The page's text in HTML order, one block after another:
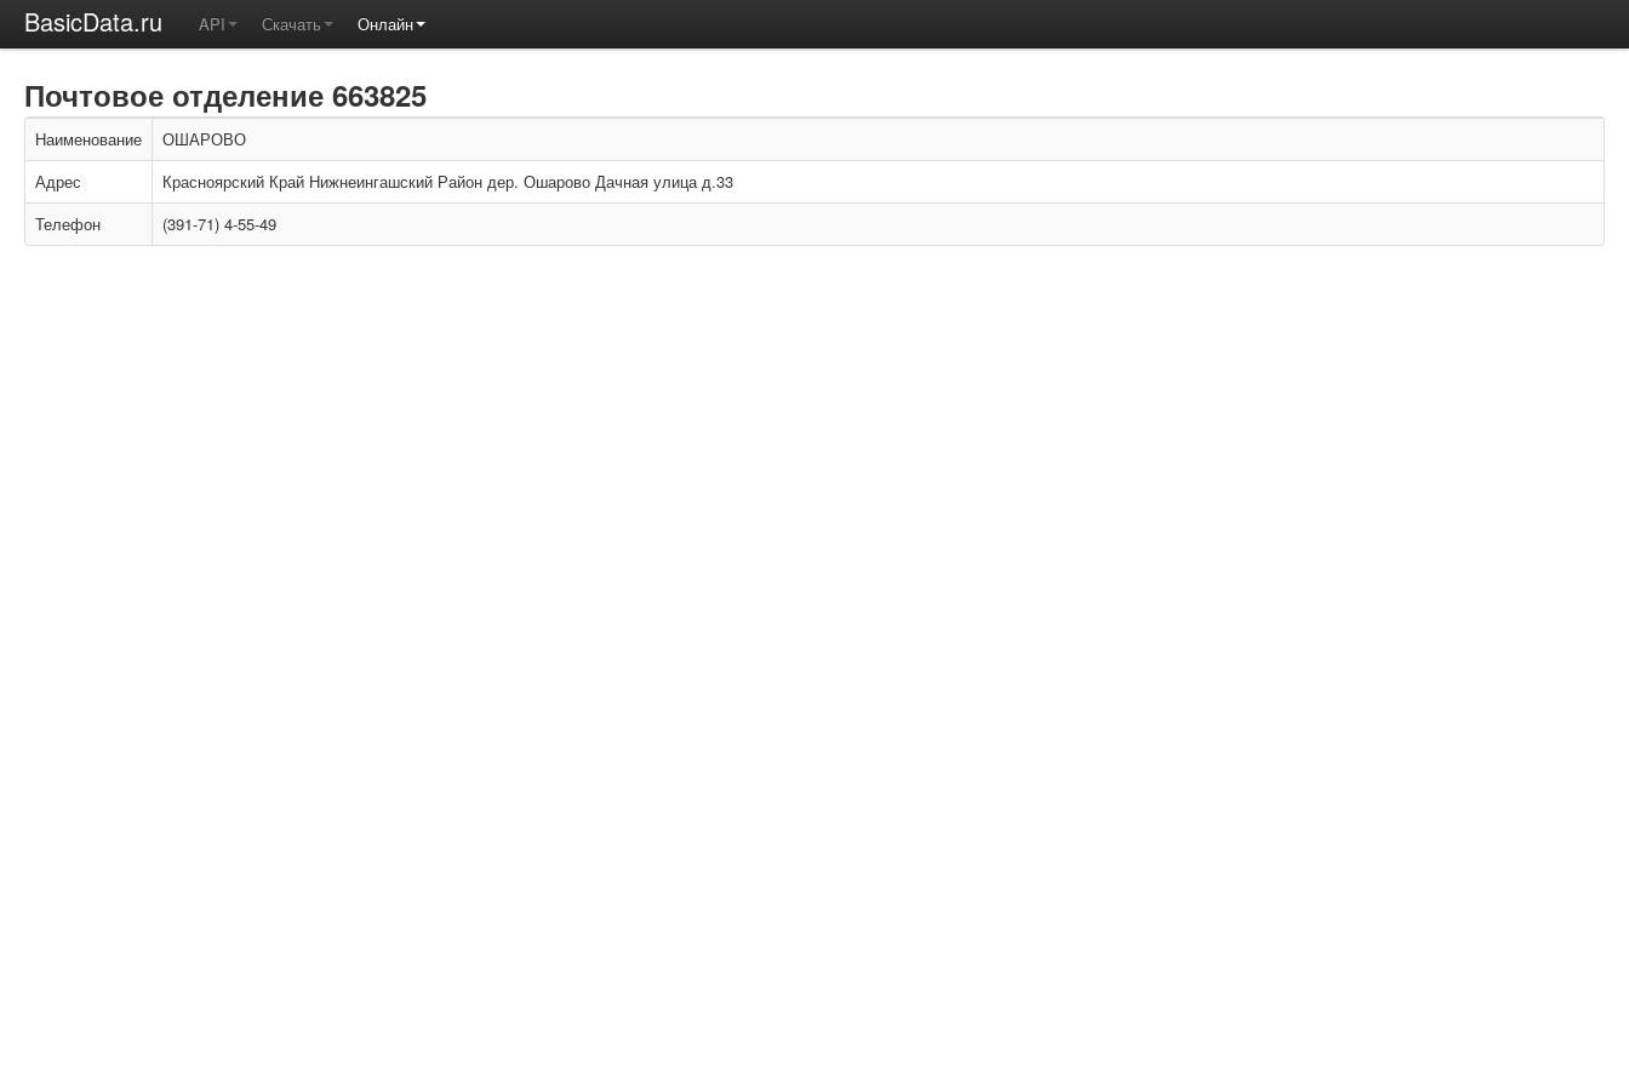
BasicData.ru API Скачать Онлайн
Почтовое отделение 663825
Наименование
ОШАРОВО
Адрес
Красноярский Край Нижнеингашский Район дер. Ошарово Дачная улица д.33
Телефон
(391-71) 4-55-49